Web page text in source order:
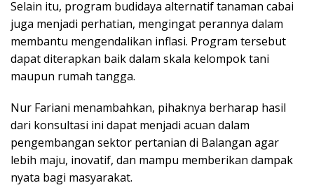
Selain itu, program budidaya alternatif tanaman cabai
juga menjadi perhatian, mengingat perannya dalam
membantu mengendalikan inflasi. Program tersebut
dapat diterapkan baik dalam skala kelompok tani
maupun rumah tangga.
Nur Fariani menambahkan, pihaknya berharap hasil
dari konsultasi ini dapat menjadi acuan dalam
pengembangan sektor pertanian di Balangan agar
lebih maju, inovatif, dan mampu memberikan dampak
nyata bagi masyarakat.